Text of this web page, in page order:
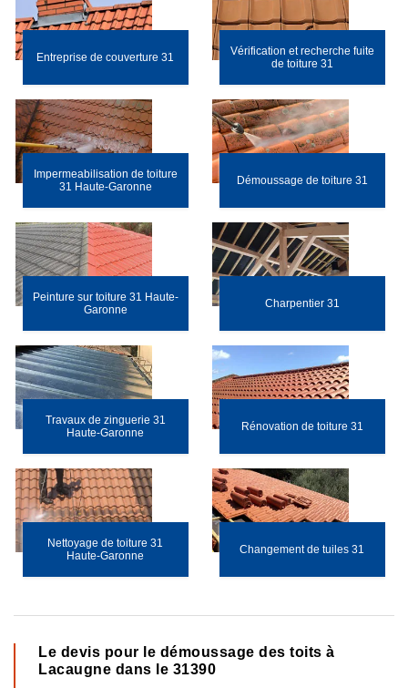
Entreprise de couverture 31
Vérification et recherche fuite
de toiture 31
Impermeabilisation de toiture
31 Haute-Garonne
Démoussage de toiture 31
Peinture sur toiture 31 Haute-
Garonne
Charpentier 31
Travaux de zinguerie 31
Haute-Garonne
Rénovation de toiture 31
Nettoyage de toiture 31
Haute-Garonne
Changement de tuiles 31
Le devis pour le démoussage des toits à
Lacaugne dans le 31390